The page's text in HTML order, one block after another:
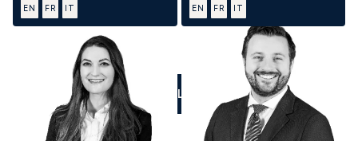
EN FR IT EN FR IT
CALL US